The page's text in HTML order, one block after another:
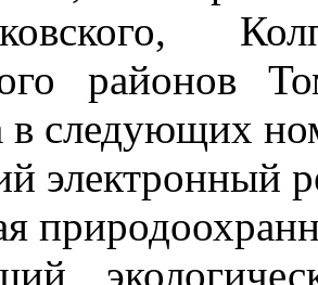
районов
в следующих
электронный